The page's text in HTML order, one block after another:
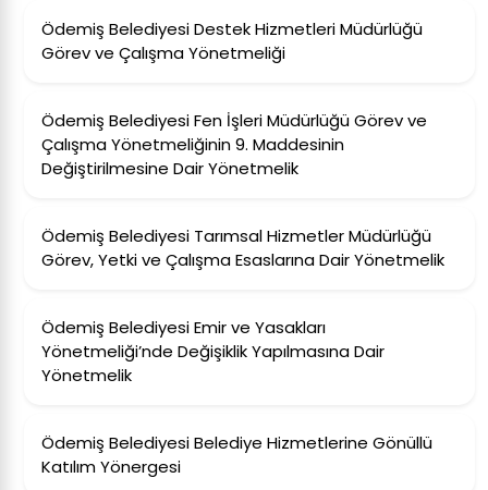
Ödemiş Belediyesi Destek Hizmetleri Müdürlüğü
Görev ve Çalışma Yönetmeliği
Ödemiş Belediyesi Fen İşleri Müdürlüğü Görev ve
Çalışma Yönetmeliğinin 9. Maddesinin
Değiştirilmesine Dair Yönetmelik
Ödemiş Belediyesi Tarımsal Hizmetler Müdürlüğü
Görev, Yetki ve Çalışma Esaslarına Dair Yönetmelik
Ödemiş Belediyesi Emir ve Yasakları
Yönetmeliği’nde Değişiklik Yapılmasına Dair
Yönetmelik
Ödemiş Belediyesi Belediye Hizmetlerine Gönüllü
Katılım Yönergesi